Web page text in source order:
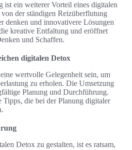
ist ein weiterer Vorteil eines digitalen
der ständigen Reizüberflutung
denken und innovativere Lösungen
kreative Entfaltung und eröffnet
und Schaffen.
digitalen Detox
wertvolle Gelegenheit sein, um
zu erholen. Die Umsetzung
Planung und Durchführung.
die bei der Planung digitaler
Detox zu gestalten, ist es ratsam,